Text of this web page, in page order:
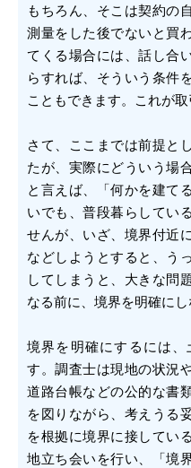
もちろん、そこは契約の
測量をした後でないと買
てくる場合には、話し合
らすれば、そういう条件
こともできます。これが
さて、ここまでは前提と
たが、実際にどういう場
と言えば、「何かを建て
いでも、普段暮らしてい
せんが、いざ、境界付近
などしようとすると、う
してしまうと、大きな問
なる前に、境界を明確にし
境界を明確にするには
す。調査士は現地の状況
道路台帳などの公的な書
を図りながら、考えうる
を根拠に境界に接してい
地立ち会いを行い、「境